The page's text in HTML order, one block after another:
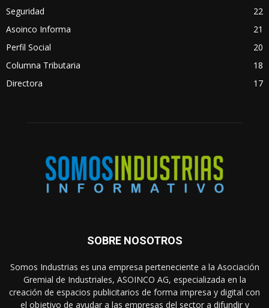
Seguridad
22
Asoinco Informa
21
Perfil Social
20
Columna Tributaria
18
Directora
17
SOBRE NOSOTROS
Somos Industrias es una empresa perteneciente a la Asociación
Gremial de Industriales, ASOINCO AG, especializada en la
creación de espacios publicitarios de forma impresa y digital con
el objetivo de ayudar a las empresas del sector a difundir y